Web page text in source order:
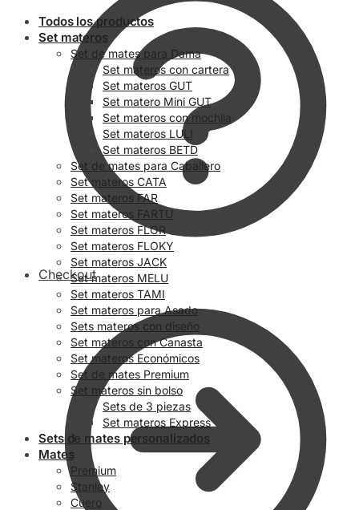
Checkout
Todos los productos
Set materos
Set de mates para Dama
Set materos con cartera
Set materos GUT
Set matero Mini GUT
Set materos con mochila
Set materos LULI
Set materos BETD
Set de mates para Caballero
Set materos CATA
Set materos FAR
Set materos FARTU
Set materos FLOR
Set materos FLOKY
Set materos JACK
Set materos MELU
Set materos TAMI
Set materos para Asado
Sets materos con diseño
Set materos con Canasta
Set materos Económicos
Set de mates Premium
Set materos sin bolso
Sets de 3 piezas
Set materos Express
Sets de mates personalizados
Mates
Premium
Stanley
Cuero